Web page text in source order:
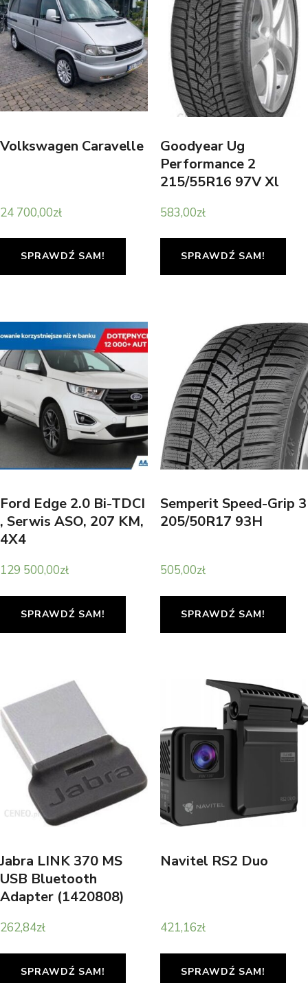
Volkswagen Caravelle
24 700,00zł
SPRAWDŹ SAM!
Goodyear Ug
Performance 2
215/55R16 97V Xl
583,00zł
SPRAWDŹ SAM!
Ford Edge 2.0 Bi-TDCI
, Serwis ASO, 207 KM,
4X4
129 500,00zł
SPRAWDŹ SAM!
Semperit Speed-Grip 3
205/50R17 93H
505,00zł
SPRAWDŹ SAM!
Jabra LINK 370 MS
USB Bluetooth
Adapter (1420808)
262,84zł
SPRAWDŹ SAM!
Navitel RS2 Duo
421,16zł
SPRAWDŹ SAM!